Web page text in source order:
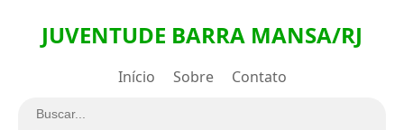
JUVENTUDE BARRA MANSA/RJ
Início Sobre Contato